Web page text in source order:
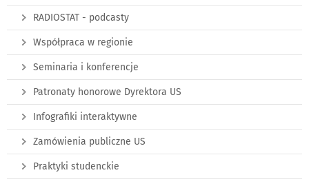
RADIOSTAT - podcasty
Współpraca w regionie
Seminaria i konferencje
Patronaty honorowe Dyrektora US
Infografiki interaktywne
Zamówienia publiczne US
Praktyki studenckie